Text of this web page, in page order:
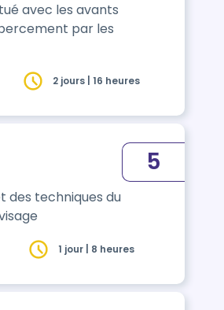
avec les avants
par les
2 jours | 16 heures
des techniques du
visage
5
1 jour | 8 heures